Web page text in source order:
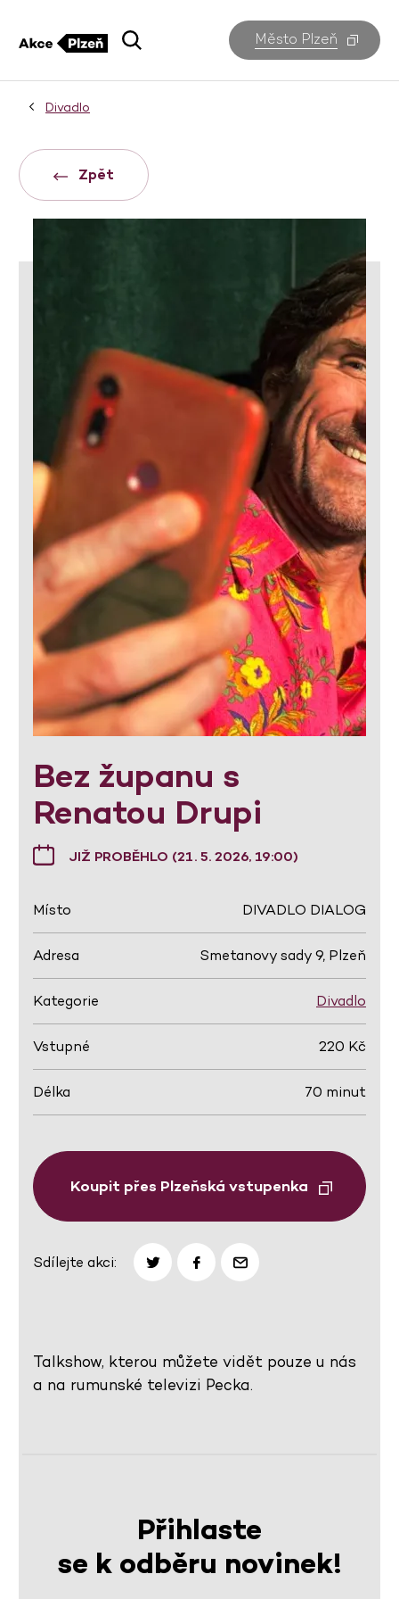
Město Plzeň
Divadlo
Zpět
Bez županu s
Renatou Drupi
JIŽ PROBĚHLO (21. 5. 2026, 19:00)
Místo DIVADLO DIALOG
Adresa Smetanovy sady 9, Plzeň
Kategorie Divadlo
Vstupné 220 Kč
Délka 70 minut
Koupit přes Plzeňská vstupenka
Sdílejte akci:
Talkshow, kterou můžete vidět pouze u nás
a na rumunské televizi Pecka.
Přihlaste
se k odběru novinek!